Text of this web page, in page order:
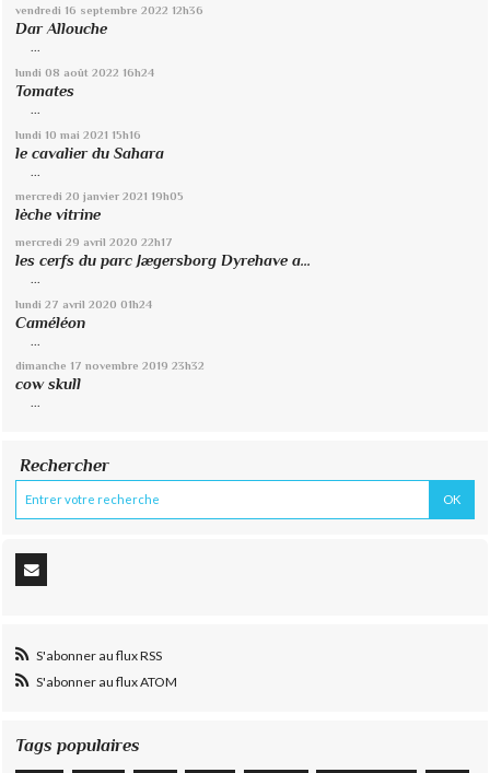
vendredi 16 septembre 2022 12h36
Dar Allouche
...
lundi 08 août 2022 16h24
Tomates
...
lundi 10 mai 2021 15h16
le cavalier du Sahara
mercredi 20 janvier 2021 19h05
lèche vitrine
mercredi 29 avril 2020 22h17
les cerfs du parc Jægersborg Dyrehave a...
lundi 27 avril 2020 01h24
Caméléon
dimanche 17 novembre 2019 23h32
cow skull
...
Rechercher
S'abonner au flux RSS
S'abonner au flux ATOM
Tags populaires